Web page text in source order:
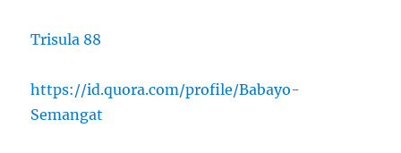
Trisula 88
https://id.quora.com/profile/Babayo-
Semangat